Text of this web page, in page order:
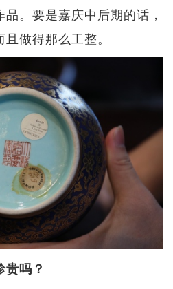
。要是嘉庆中后期的话，
做得那么工整。
吗？